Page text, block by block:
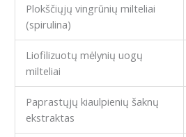
Plokščiųjų vingrūnių milteliai
(spirulina)
Liofilizuotų mėlynių uogų
milteliai
Paprastųjų kiaulpienių šaknų
ekstraktas